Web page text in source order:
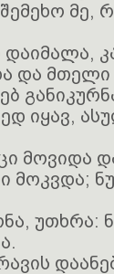
მე,
დაიმალა,
და მთელი
იყავ,
მოვიდა
მოკვდა;
უთხრა: